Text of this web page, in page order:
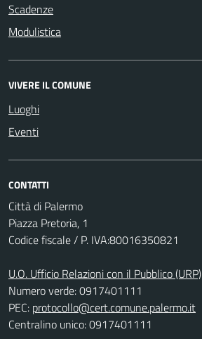
Scadenze
Modulistica
VIVERE IL COMUNE
Luoghi
Eventi
CONTATTI
Città di Palermo
Piazza Pretoria, 1
Codice fiscale / P. IVA:80016350821
U.O. Ufficio Relazioni con il Pubblico (URP)
Numero verde: 0917401111
PEC: protocollo@cert.comune.palermo.it
Centralino unico: 0917401111